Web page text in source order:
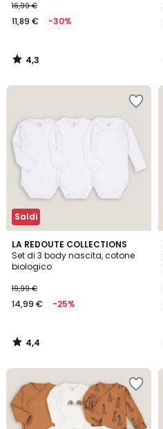
€
Invece
16,99
€
applicato.
16,99 €
11,89 € -30%
4,3
/
Saldi
LA REDOUTE COLLECTIONS
Set di 3 body nascita, cotone
biologico
19,99 €
14,99 € -25%
4,4
/ 5
4,4
/